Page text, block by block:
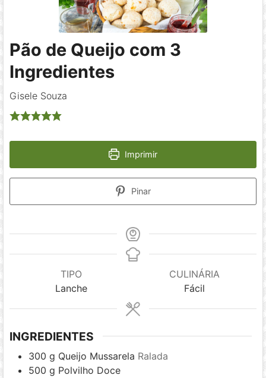
Pão de Queijo com 3
Ingredientes
Gisele Souza
Imprimir
Pinar
TIPO
Lanche
CULINÁRIA
Fácil
INGREDIENTES
300 g Queijo Mussarela Ralada
500 g Polvilho Doce